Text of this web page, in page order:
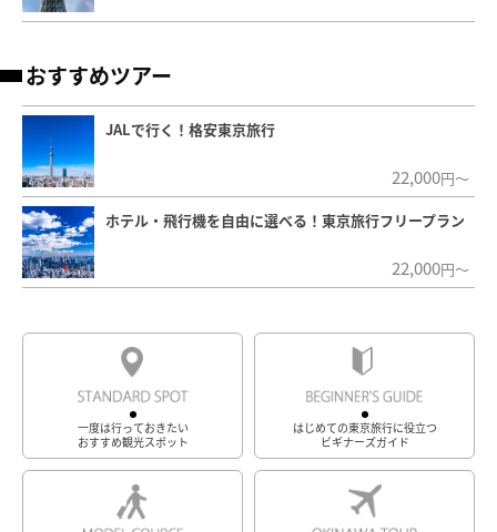
おすすめツアー
JALで行く！格安東京旅行
22,000円～
ホテル・飛行機を自由に選べる！東京旅行フリープラン
22,000円～
一度は行っておきたい
おすすめ観光スポット
はじめての東京旅行に役立つ
ビギナーズガイド